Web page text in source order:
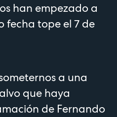
han empezado a
fecha tope el 7 de
a una
que haya
de Fernando